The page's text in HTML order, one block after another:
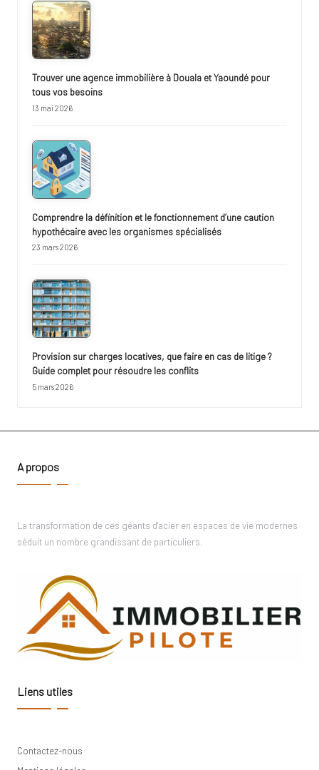
Trouver une agence immobilière à Douala et Yaoundé pour
tous vos besoins
13 mai 2026
Comprendre la définition et le fonctionnement d’une caution
hypothécaire avec les organismes spécialisés
23 mars 2026
Provision sur charges locatives, que faire en cas de litige ?
Guide complet pour résoudre les conflits
5 mars 2026
A propos
La transformation de ces géants d'acier en espaces de vie modernes
séduit un nombre grandissant de particuliers.
Liens utiles
Contactez-nous